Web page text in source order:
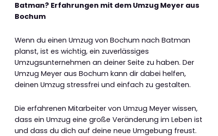
Batman? Erfahrungen mit dem Umzug Meyer aus
Bochum
Wenn du einen Umzug von Bochum nach Batman
planst, ist es wichtig, ein zuverlässiges
Umzugsunternehmen an deiner Seite zu haben. Der
Umzug Meyer aus Bochum kann dir dabei helfen,
deinen Umzug stressfrei und einfach zu gestalten.
Die erfahrenen Mitarbeiter von Umzug Meyer wissen,
dass ein Umzug eine große Veränderung im Leben ist
und dass du dich auf deine neue Umgebung freust.